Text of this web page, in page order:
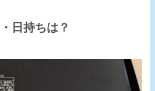
日持ちは？